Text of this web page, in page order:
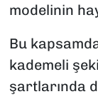
modelinin
Bu
kademeli
şartlarında